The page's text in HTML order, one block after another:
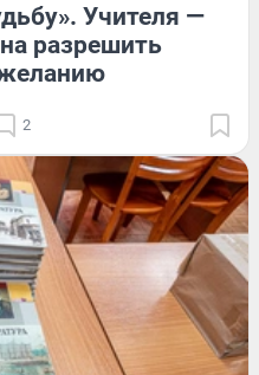
Учителя —
разрешить
2